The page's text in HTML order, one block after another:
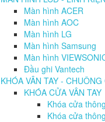
Màn hình ACER
Màn hình AOC
Màn hình LG
Màn hình Samsung
Màn hình
Đầu ghi Vantech
KHÓA VÂN TAY -
KHÓA CỬA VÂN TAY
Khóa cửa
Khóa cửa